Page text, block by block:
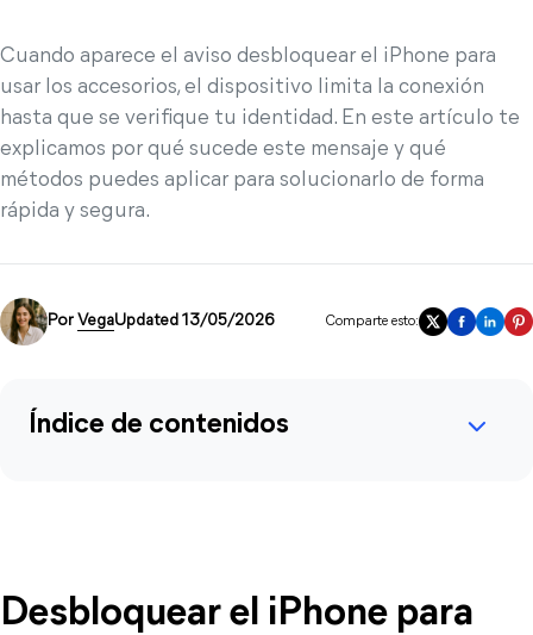
Cuando aparece el aviso desbloquear el iPhone para
usar los accesorios, el dispositivo limita la conexión
hasta que se verifique tu identidad. En este artículo te
explicamos por qué sucede este mensaje y qué
métodos puedes aplicar para solucionarlo de forma
rápida y segura.
Por VegaUpdated 13/05/2026 Comparte esto:
Índice de contenidos
Desbloquear el iPhone para